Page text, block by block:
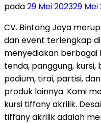
pada29 Mei 202329 Mei
CV. Bintang Jaya
dan event terlengkap
menyediakan
tenda, panggung,
podium, tirai, partisi,
produk lainnya. Kami
kursi tiffany akrilik.
tiffany akrilik adalah